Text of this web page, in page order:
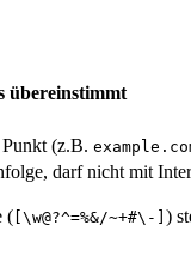
übereinstimmt
(z.B.
darf nicht mit
( [\w@?^=%&/~+#\-] )